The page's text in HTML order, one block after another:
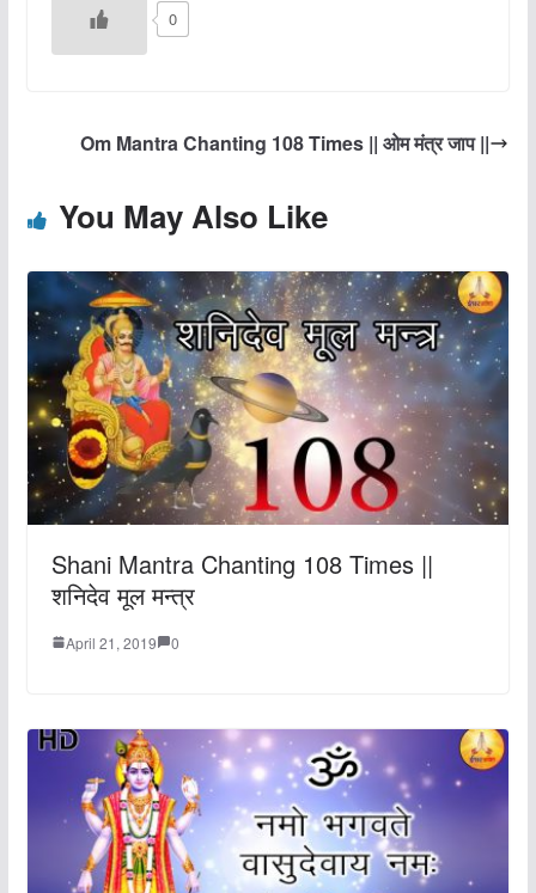
0
Om Mantra Chanting 108 Times || ओम मंत्र जाप ||
You May Also Like
Shani Mantra Chanting 108 Times ||
शनिदेव मूल मन्त्र
April 21, 2019 0